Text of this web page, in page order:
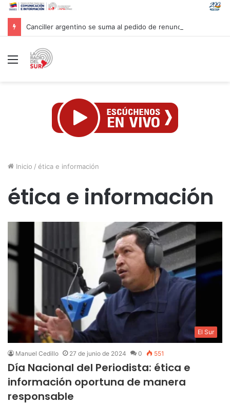
Menú
Inicio / ética e información
ética e información
El Sur
Manuel Cedillo 27 de junio de 2024 0 551
Día Nacional del Periodista: ética e
información oportuna de manera
responsable